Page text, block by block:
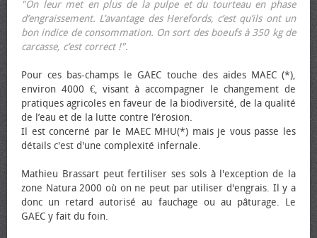
"On leur met en plus de la pulpe et du tourteau en phase
d’engraissement. L’avantage des Herefords, c’est qu’ils ont un
bon indice de consommation. On sort des bœufs à 350 kg de
carcasse, c’est correct !".
Pour ces bas-champs le GAEC touche des aides MAEC (*),
environ 4000 €, visant à accompagner le changement de
pratiques agricoles en faveur de la biodiversité, de la qualité
de l’eau et de la lutte contre l’érosion.
Il est concerné par le MAEC MHU(*) mais je vous passe les
détails c'est d'une complexité infernale.
Mathieu Brassart peut fertiliser ses sols à l'exception de la
zone Natura 2000 où on ne peut par utiliser d'engrais. Il y a
donc un retard autorisé au fauchage ou au pâturage. Le
GAEC y fait du foin.